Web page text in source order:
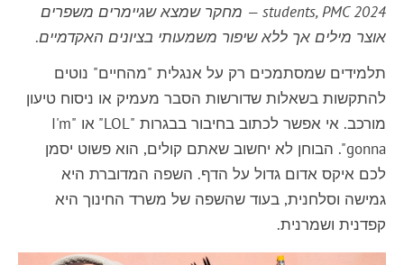
students, PMC2024 — מחקר שמצא שגיימרים משפרים
אוצר מילים אך ללא שיפור משמעותי בציונים האקדמיים.
תלמידים שמסתמכים רק על אנגלית "מהחיים" נוטים
להתקשות בשאלות שדורשות הסבר מעמיק או ניסוח טיעון
מורכב. אי אפשר לכתוב בחיבור בבגרות "LOL" או "I'm
gonna". הבוחן לא יחשוב שאתם קולים, הוא פשוט יסמן
לכם איקס אדום גדול על הדף. השפה המדוברת היא
גמישה וסלחנית, בעוד שהשפה של משרד החינוך היא
קפדנית ושמרנית.